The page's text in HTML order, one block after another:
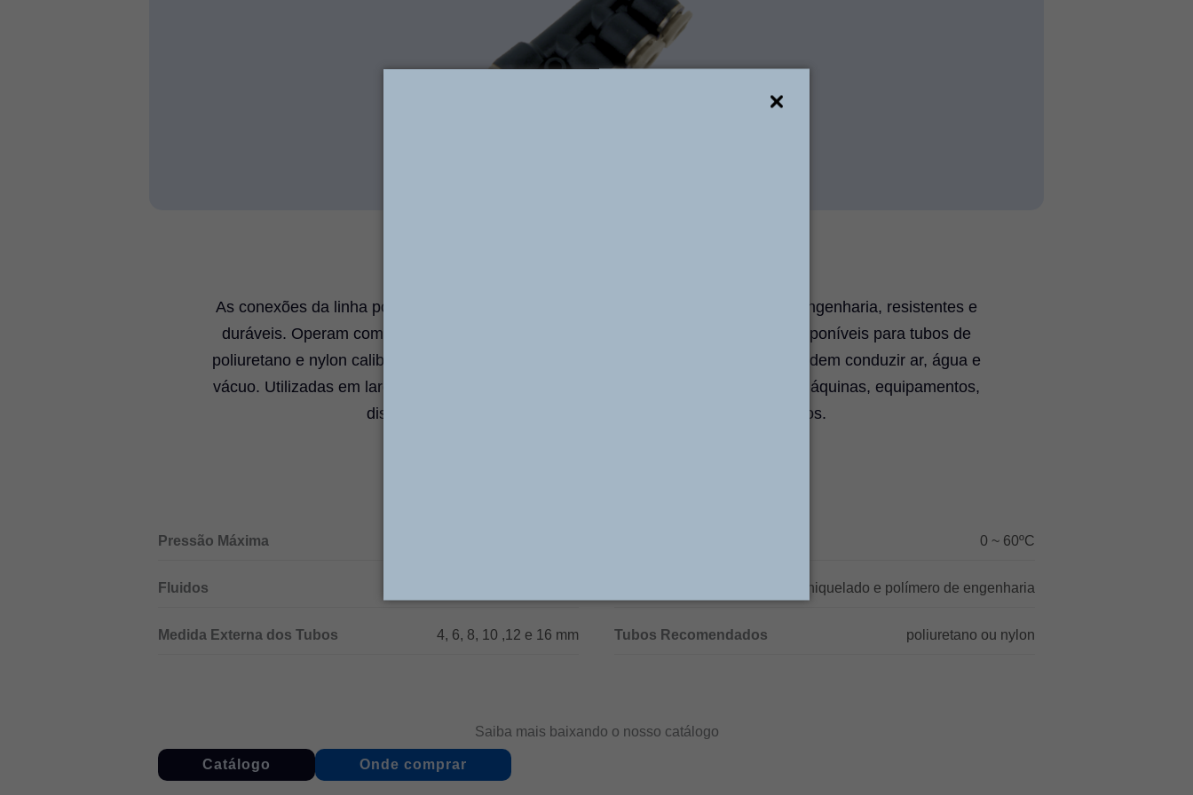
As conexões da linha polímero, são elaboradas com latão niquelado e plástico de engenharia, resistentes e
duráveis. Operam com pressões de até 10 bar e temperaturas de 0⁰C à +60⁰C. Disponíveis para tubos de
poliuretano e nylon calibrados nos diâmetros externos de 4, 6, 8, 10, 12 e 16mm. Podem conduzir ar, água e
vácuo. Utilizadas em larga escala nas mais variadas aplicações industriais, como: máquinas, equipamentos,
dispositivos, etc, possuem uma extensa diversidade de modelos.
Pressão Máxima 0 ~ 60ºC
Fluidos latão niquelado e polímero de engenharia
Medida Externa dos Tubos 4, 6, 8, 10 ,12 e 16 mm Tubos Recomendados poliuretano ou nylon
Saiba mais baixando o nosso catálogo
Catálogo Onde comprar